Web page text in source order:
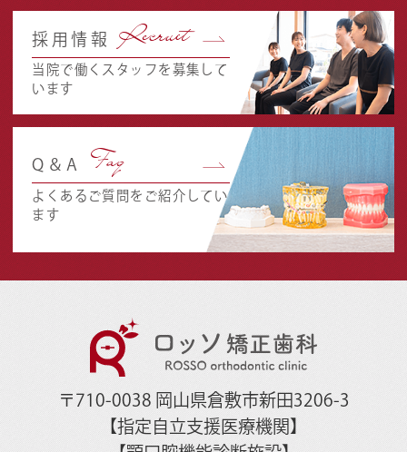
採用情報 Recruit
当院で働くスタッフを募集して
います
Q＆A Faq
よくあるご質問をご紹介してい
ます
〒710-0038 岡山県倉敷市新田3206-3
【指定自立支援医療機関】